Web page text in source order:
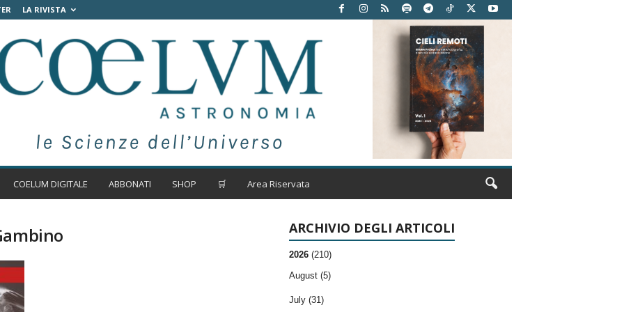
LA RIVISTA
COELUM DIGITALE ABBONATI SHOP 🛒 Area Riservata
ARCHIVIO DEGLI ARTICOLI
2026 (210)
August (5)
July (31)